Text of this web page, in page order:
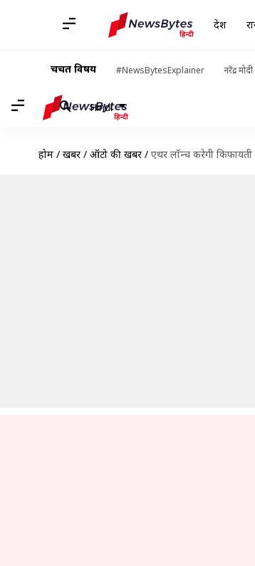
देश
चर्चित विषय #NewsBytesExplainer नरेंद्र मोदी
Hindi
होम / खबरें / ऑटो की खबरें / एथर लॉन्च करेगी